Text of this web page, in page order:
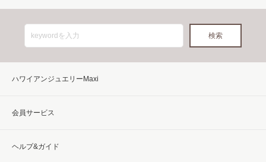
ハワイアンジュエリーMaxi
会員サービス
ヘルプ&ガイド